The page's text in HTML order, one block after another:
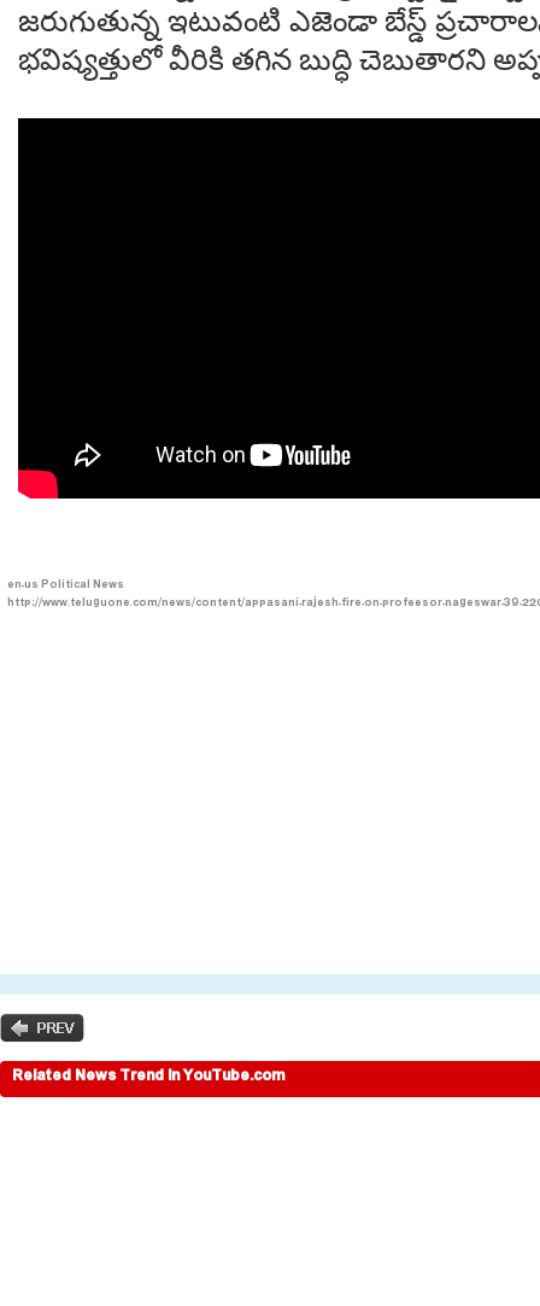
జరుగుతున్న ఇటువంటి ఎజెండా బేస్డ్
భవిష్యత్తులో వీరికి తగిన బుద్ధి చెబుతారని
en-usPolitical News
http://www.teluguone.com/news/content/appasani-rajesh-fire-on-profeesor-nageswar-39-